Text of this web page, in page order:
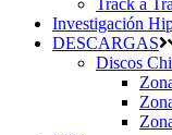
Investigación
DESCARGAS
Discos